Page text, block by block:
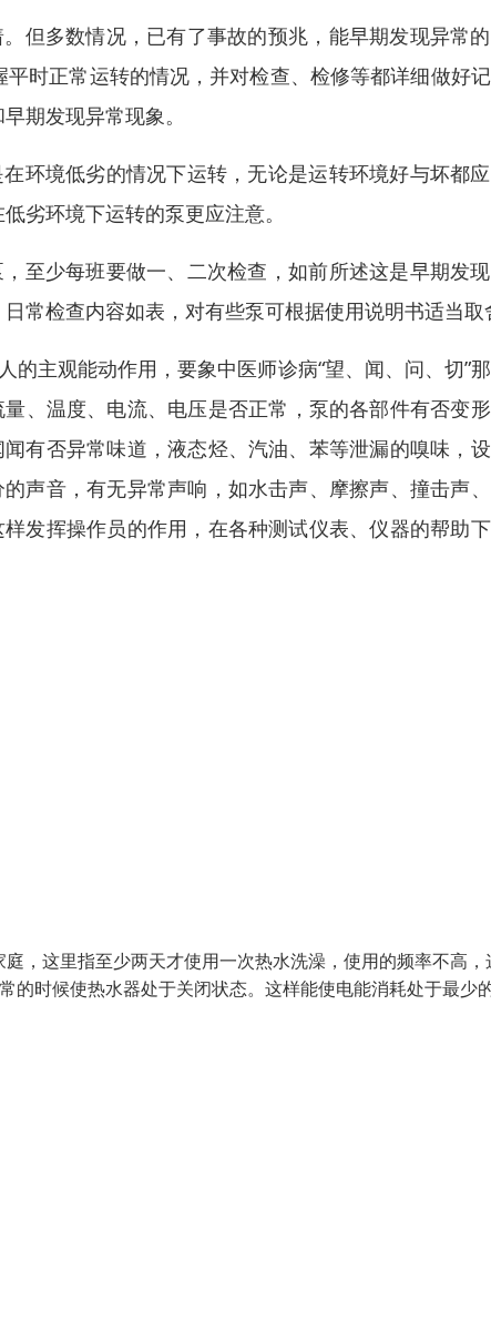
但多数情况，已有了事故的预兆，能早期发现异常
时正常运转的情况，并对检查、检修等都详细做好
期发现异常现象。
环境低劣的情况下运转，无论是运转环境好与坏都
劣环境下运转的泵更应注意。
至少每班要做一、二次检查，如前所述这是早期发
常检查内容如表，对有些泵可根据使用说明书适当取
主观能动作用，要象中医师诊病“望、闻、问、切”
、温度、电流、电压是否正常，泵的各部件有否变
有否异常味道，液态烃、汽油、苯等泄漏的嗅味，
声音，有无异常声响，如水击声、摩擦声、撞击声
发挥操作员的作用，在各种测试仪表、仪器的帮助
，这里指至少两天才使用一次热水洗澡，使用的频率不高，
的时候使热水器处于关闭状态。这样能使电能消耗处于最少